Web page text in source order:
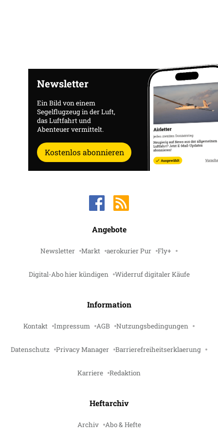
Newsletter
Ein Bild von einem
Segelflugzeug in der Luft,
das Luftfahrt und
Abenteuer vermittelt.
Kostenlos abonnieren
Angebote
Newsletter Markt aerokurier Pur Fly+
Digital-Abo hier kündigen Widerruf digitaler Käufe
Information
Kontakt Impressum AGB Nutzungsbedingungen
Datenschutz Privacy Manager Barrierefreiheitserklaerung
Karriere Redaktion
Heftarchiv
Archiv Abo & Hefte